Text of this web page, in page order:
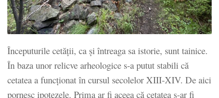
Începuturile cetăţii, ca şi întreaga sa istorie, sunt tainice.
În baza unor relicve arheologice s-a putut stabili că
cetatea a funcţionat în cursul secolelor XIII-XIV. De aici
pornesc ipotezele. Prima ar fi aceea că cetatea s-ar fi